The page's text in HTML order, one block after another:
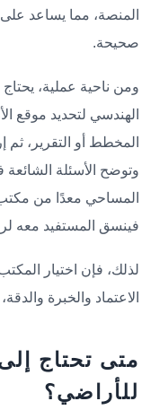
المنصة، مما يساعد
صحيحة.
ومن ناحية عملية،
الهندسي لتحديد موقع
المخطط أو التقرير، ثم
وتوضح الأسئلة
المساحي معدًا من
فينسق المستفيد معه
لذلك، فإن اختيار
الاعتماد والخبرة
متى تحتاج
للأراضي؟